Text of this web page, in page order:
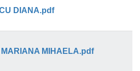
DIANA.pdf
MARIANA MIHAELA.pdf